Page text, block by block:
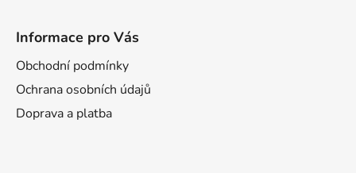
Informace pro Vás
Obchodní podmínky
Ochrana osobních údajů
Doprava a platba